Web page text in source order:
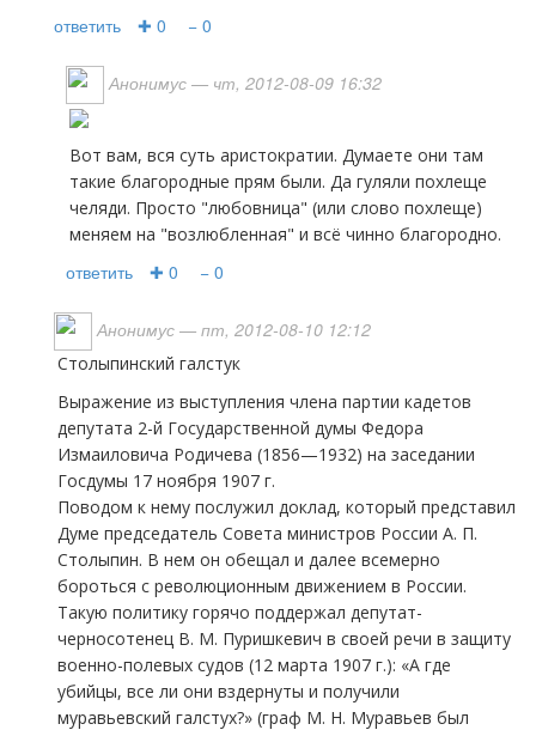
ответить ✚ 0 − 0
Анонимус — чт, 2012-08-09 16:32
Вот вам, вся суть аристократии. Думаете они там
такие благородные прям были. Да гуляли похлеще
челяди. Просто "любовница" (или слово похлеще)
меняем на "возлюбленная" и всё чинно благородно.
ответить ✚ 0 − 0
Анонимус — пт, 2012-08-10 12:12
Столыпинский галстук
Выражение из выступления члена партии кадетов
депутата 2-й Государственной думы Федора
Измаиловича Родичева (1856—1932) на заседании
Госдумы 17 ноября 1907 г.
Поводом к нему послужил доклад, который представил
Думе председатель Совета министров России А. П.
Столыпин. В нем он обещал и далее всемерно
бороться с революционным движением в России.
Такую политику горячо поддержал депутат-
черносотенец В. М. Пуришкевич в своей речи в защиту
военно-полевых судов (12 марта 1907 г.): «А где
убийцы, все ли они вздернуты и получили
муравьевский галстух?» (граф М. Н. Муравьев был